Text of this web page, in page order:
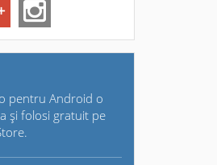
pentru Android o
şi folosi gratuit pe